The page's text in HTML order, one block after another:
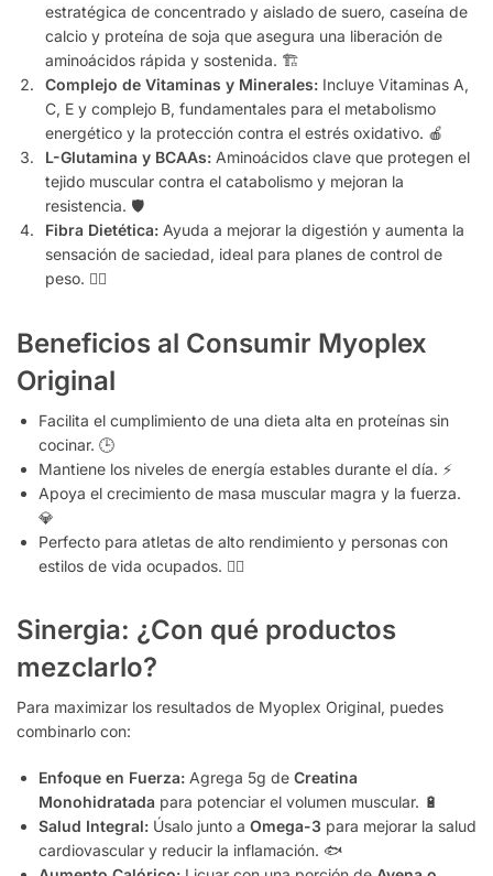
estratégica de concentrado y aislado de suero, caseína de
calcio y proteína de soja que asegura una liberación de
aminoácidos rápida y sostenida. 🏗️
Complejo de Vitaminas y Minerales: Incluye Vitaminas A,
C, E y complejo B, fundamentales para el metabolismo
energético y la protección contra el estrés oxidativo. 🍎
L-Glutamina y BCAAs: Aminoácidos clave que protegen el
tejido muscular contra el catabolismo y mejoran la
resistencia. 🛡️
Fibra Dietética: Ayuda a mejorar la digestión y aumenta la
sensación de saciedad, ideal para planes de control de
peso. 🧘‍♀️
Beneficios al Consumir Myoplex
Original
Facilita el cumplimiento de una dieta alta en proteínas sin
cocinar. 🕒
Mantiene los niveles de energía estables durante el día. ⚡
Apoya el crecimiento de masa muscular magra y la fuerza.
💎
Perfecto para atletas de alto rendimiento y personas con
estilos de vida ocupados. 🏃‍♂️
Sinergia: ¿Con qué productos
mezclarlo?
Para maximizar los resultados de Myoplex Original, puedes
combinarlo con:
Enfoque en Fuerza: Agrega 5g de Creatina
Monohidratada para potenciar el volumen muscular. 🔋
Salud Integral: Úsalo junto a Omega-3 para mejorar la salud
cardiovascular y reducir la inflamación. 🐟